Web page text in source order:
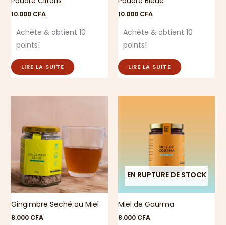
10.000 CFA
Achète & obtient 10
points!
LIRE LA SUITE
10.000 CFA
Achète & obtient 10
points!
LIRE LA SUITE
Gingimbre Seché au Miel
8.000 CFA
EN RUPTURE DE STOCK
Miel de Gourma
8.000 CFA